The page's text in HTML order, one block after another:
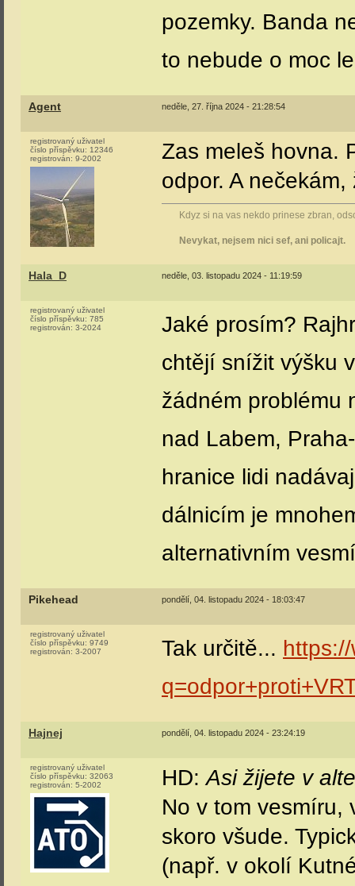
pozemky. Banda
to nebude o moc
Agent neděle, 27. října 2024 - 21:28:54
registrovaný uživatel
číslo příspěvku: 12346
registrován: 9-2002
Zas meleš hovna.
odpor. A
Kdyz si na vas nekdo prinese zbran,
Nevykat, nejsem nici sef, ani policajt.
Hala_D neděle, 03. listopadu 2024 - 11:19:59
registrovaný uživatel
číslo příspěvku: 785
registrován: 3-2024
Jaké prosím?
chtějí snížit výšku
žádném problému
nad Labem,
hranice lidi
dálnicím je
alternativním
Pikehead pondělí, 04. listopadu 2024 - 18:03:47
registrovaný uživatel
číslo příspěvku: 9749
registrován: 3-2007 Tak určitě...
Hajnej pondělí, 04. listopadu 2024 - 23:24:19
registrovaný uživatel
číslo příspěvku: 32063
registrován: 5-2002 HD:Asi žijete v
No v tom vesmíru,
skoro všude.
(např. v okolí